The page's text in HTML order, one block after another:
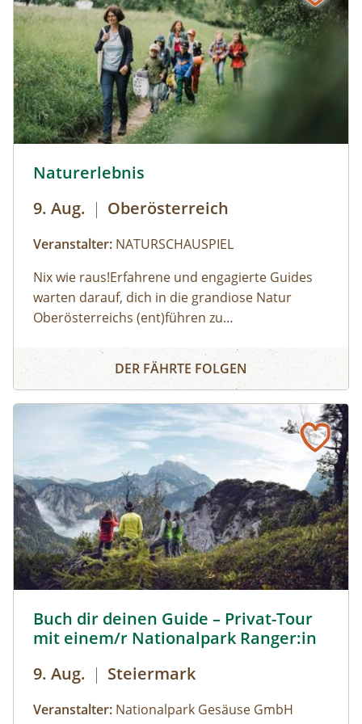
Naturerlebnis
9. Aug. | Oberösterreich
Veranstalter: NATURSCHAUSPIEL
Nix wie raus!Erfahrene und engagierte Guides
warten darauf, dich in die grandiose Natur
Oberösterreichs (ent)führen zu
Alpakas versorgen, Wassermonster fangen,
Fährtenlesen lernen, Höhlen erforschen, Honig
und noch vieles mehr: Auf unserer Website
findest du alle Angebote, flexibel buchbar zum
Wunschtermin.So geht's:⁠Melde dich zu einem
Termin aus dem Veranstaltungskalender an
oder organisiere dein privates
NATURSCHAUSPIEL: Jede Tour kann auf Anfrage
zu individuell vereinbarten Terminen
durchgeführt werden. ⁠
Naturerlebnis
DER FÄHRTE FOLGEN
Buch dir deinen Guide – Privat-Tour
mit einem/r Nationalpark Ranger:in
9. Aug. | Steiermark
Veranstalter: Nationalpark Gesäuse GmbH